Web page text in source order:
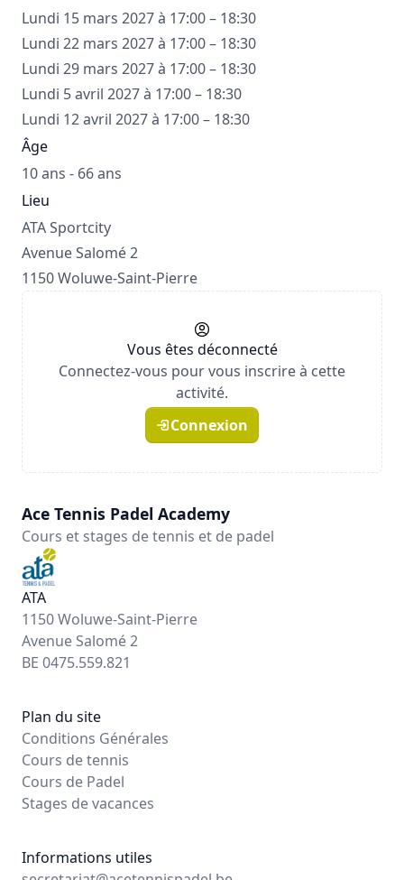
Lundi 15 mars 2027 à 17:00 – 18:30
Lundi 22 mars 2027 à 17:00 – 18:30
Lundi 29 mars 2027 à 17:00 – 18:30
Lundi 5 avril 2027 à 17:00 – 18:30
Lundi 12 avril 2027 à 17:00 – 18:30
Âge
10 ans - 66 ans
Lieu
ATA Sportcity
Avenue Salomé 2
1150 Woluwe-Saint-Pierre
Vous êtes déconnecté
Connectez-vous pour vous inscrire à cette
activité.
Connexion
Ace Tennis Padel Academy
Cours et stages de tennis et de padel
ATA
1150 Woluwe-Saint-Pierre
Avenue Salomé 2
BE 0475.559.821
Plan du site
Conditions Générales
Cours de tennis
Cours de Padel
Stages de vacances
Informations utiles